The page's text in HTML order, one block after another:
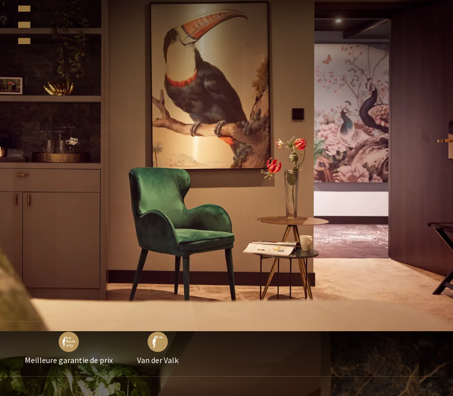
réduction exclusive de 10% sur tous les traitements, à
dans notre City Spa.
dès maintenant votre
restant à payer dans notre City Spa. N'oubliez pas de
de réservation lors de la prise de rendez-vous.
Restaurant
Parking à vélos
Parking
Meilleure garantie de prix Van der Valk